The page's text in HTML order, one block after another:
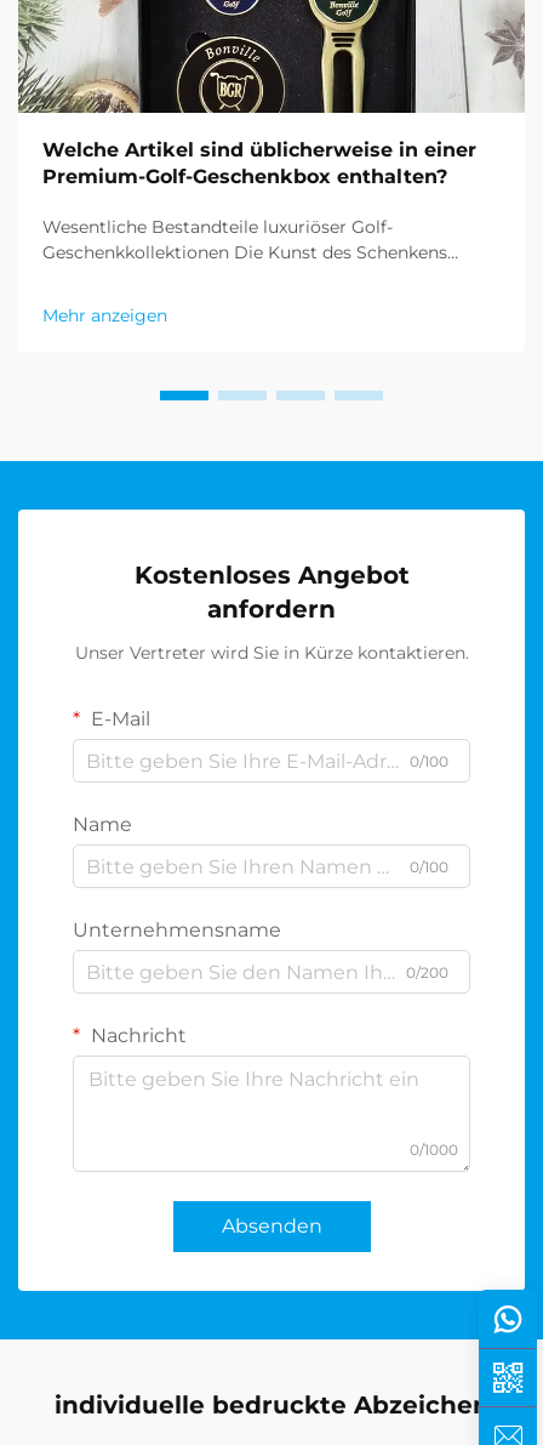
Welche Artikel sind üblicherweise in einer
Premium-Golf-Geschenkbox enthalten?
Wesentliche Bestandteile luxuriöser Golf-
Geschenkkollektionen Die Kunst des Schenkens
raffinierte Dimension. Diese sorgfältig
zusammengestellten Kollektionen vereinen
Mehr anzeigen
Kostenloses Angebot
anfordern
Unser Vertreter wird Sie in Kürze kontaktieren.
E-Mail
0/100
Name
0/100
Unternehmensname
0/200
Nachricht
0/1000
Absenden
individuelle bedruckte Abzeichen